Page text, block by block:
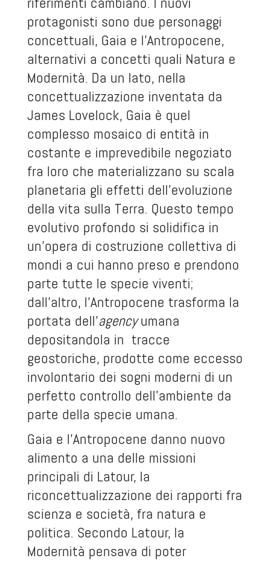
protagonisti sono due personaggi
concettuali, Gaia e l’Antropocene,
alternativi a concetti quali Natura e
Modernità. Da un lato, nella
concettualizzazione inventata da
James Lovelock, Gaia è quel
complesso mosaico di entità in
costante e imprevedibile negoziato
fra loro che materializzano su scala
planetaria gli effetti dell’evoluzione
della vita sulla Terra. Questo tempo
evolutivo profondo si solidifica in
un’opera di costruzione collettiva di
mondi a cui hanno preso e prendono
parte tutte le specie viventi;
dall’altro, l’Antropocene trasforma la
portata dell’agencyumana
depositandola in tracce
geostoriche, prodotte come eccesso
involontario dei sogni moderni di un
perfetto controllo dell’ambiente da
parte della specie umana.
Gaia e l’Antropocene danno nuovo
alimento a una delle missioni
principali di Latour, la
riconcettualizzazione dei rapporti fra
scienza e società, fra natura e
politica. Secondo Latour, la
Modernità pensava di poter